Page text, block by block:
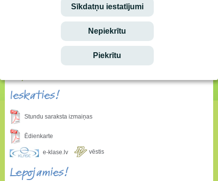
Sīkdatņu iestatījumi
Nepiekrītu
Piekrītu
Sveicam svētkos!
Ieskaties!
Stundu saraksta izmaiņas
Ēdienkarte
e-klase.lv vēstis
Lepojamies!